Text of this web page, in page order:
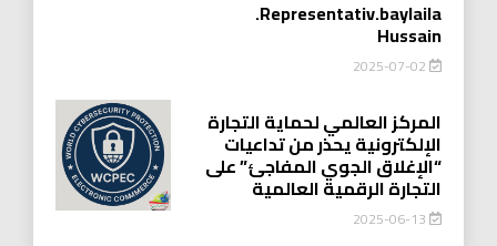
.Representativ.baylaila
Hussain
2025-07-02
المركز العالمي لحماية التجارة
الإلكترونية يحذر من تداعيات
“الإغلاق الجوي المفاجئ” على
التجارة الرقمية العالمية
2025-06-13